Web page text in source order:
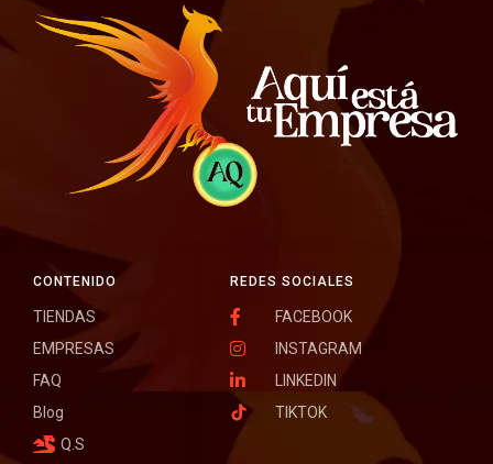
REDES SOCIALES
FACEBOOK
INSTAGRAM
LINKEDIN
TIKTOK
CONTENIDO
TIENDAS
EMPRESAS
FAQ
Blog
Q.S